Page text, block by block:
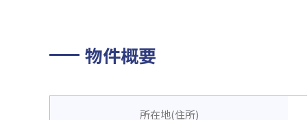
物件概要
所在地(住所)